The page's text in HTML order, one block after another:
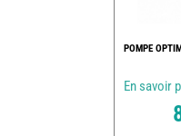
POMPE
En savoir